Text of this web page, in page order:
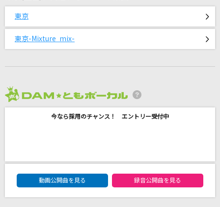
[生音]僕が一番欲しかったもの
槇原敬之(Makihara)
イイじゃん
aiko
おねがいダーリン
東京
東京-Mixture mix-
今なら採用のチャンス！ エントリー受付中
DAM★ともボーカルエントリーランキング
動画公開曲を見る
録音公開曲を見る